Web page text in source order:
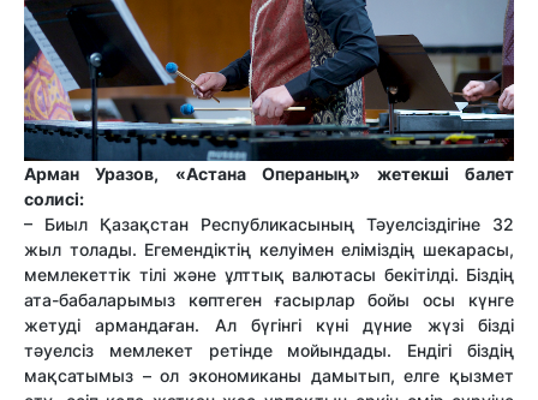
Арман Уразов, «Астана Операның» жетекші балет
солисі:
– Биыл Қазақстан Республикасының Тәуелсіздігіне 32
жыл толады. Егемендіктің келуімен еліміздің шекарасы,
мемлекеттік тілі және ұлттық валютасы бекітілді. Біздің
ата-бабаларымыз көптеген ғасырлар бойы осы күнге
жетуді армандаған. Ал бүгінгі күні дүние жүзі бізді
тәуелсіз мемлекет ретінде мойындады. Ендігі біздің
мақсатымыз – ол экономиканы дамытып, елге қызмет